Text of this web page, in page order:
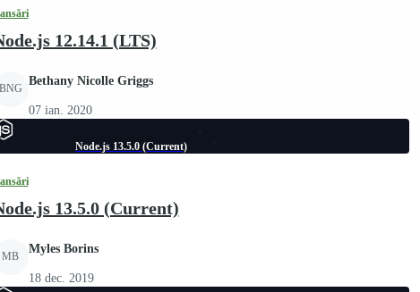
12.14.1 (LTS)
Bethany Nicolle Griggs
07 ian. 2020
Node.js 13.5.0 (Current)
13.5.0 (Current)
MB
Myles Borins
18 dec. 2019